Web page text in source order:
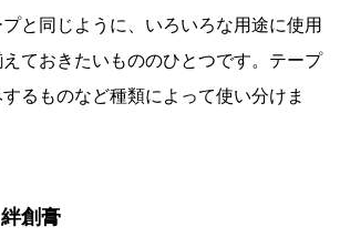
と同じように、いろいろな用途に使用
ておきたいもののひとつです。テープ
るものなど種類によって使い分けま
創膏